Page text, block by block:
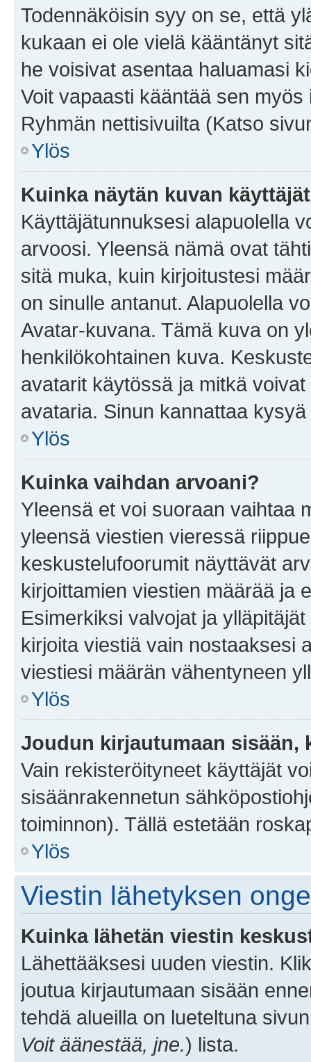
Todennäköisin syy on se, että
kukaan ei ole vielä kääntänyt
he voisivat asentaa haluamasi
Voit vapaasti kääntää sen
Ryhmän nettisivuilta (Katso
Ylös
Kuinka näytän kuvan
Käyttäjätunnuksesi alapuolella
arvoosi. Yleensä nämä ovat
sitä muka, kuin kirjoitustesi
on sinulle antanut. Alapuolella
Avatar-kuvana. Tämä kuva on
henkilökohtainen kuva.
avatarit käytössä ja mitkä
avataria. Sinun kannattaa
Ylös
Kuinka vaihdan arvoani?
Yleensä et voi suoraan vaihtaa
yleensä viestien vieressä
keskustelufoorumit näyttävät
kirjoittamien viestien määrää ja
Esimerkiksi valvojat ja
kirjoita viestiä vain nostaaksesi
viestiesi määrän vähentyneen
Ylös
Joudun kirjautumaan sisään,
Vain rekisteröityneet käyttäjät
sisäänrakennetun
toiminnon). Tällä estetään
Ylös
Viestin lähetyksen
Kuinka lähetän viestin
Lähettääksesi uuden viestin.
joutua kirjautumaan sisään
tehdä alueilla on lueteltuna
Voit äänestää, jne.) lista.